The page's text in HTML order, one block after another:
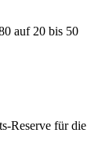
auf 20 bis 50
Reserve für die